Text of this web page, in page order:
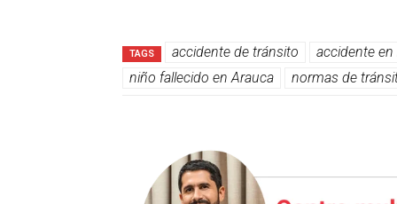
TAGS accidente de tránsito accidente
niño fallecido en Arauca
normas de